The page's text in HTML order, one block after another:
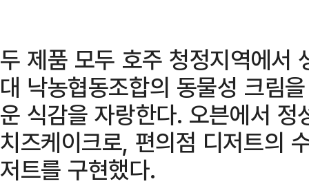
두 제품 모두 호주 청정지역에서
대 낙농협동조합의 동물성 크림
운 식감을 자랑한다. 오븐에서
치즈케이크로, 편의점 디저트의
저트를 구현했다.